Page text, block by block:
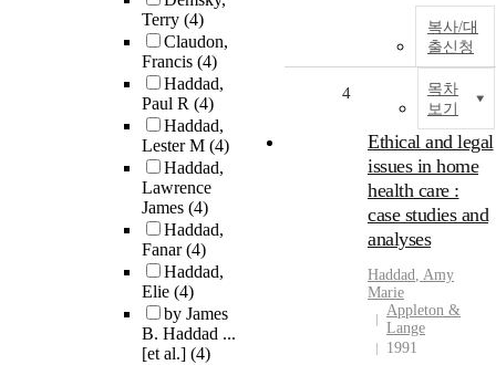
Terry (4)
Claudon,
Francis (4)
Haddad,
Paul R (4)
Haddad,
Lester M (4)
Haddad,
Lawrence
James (4)
Haddad,
Fanar(4)
Haddad,
Elie (4)
by James
B. Haddad ...
[et al.] (4)
복사/대
출신청
목차
보기
4
Ethical and legal
issues in home
health care :
case studies and
analyses
Haddad, Amy
Marie
Appleton &
Lange
1991